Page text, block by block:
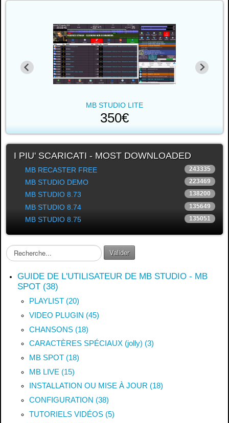
MB STUDIO LITE
350€
I PIU' SCARICATI - MOST DOWNLOADED
MB RECASTER FREE 243335
MB STUDIO DEMO 223469
MB STUDIO 8.73 138200
MB STUDIO 8.74 135649
MB STUDIO 8.75 135051
R
e
Valider
GUIDE DE L'UTILISATEUR DE MB STUDIO - MB
SPOT (38)
PLAYLIST (20)
VIDEO PLUGIN (45)
CHANSONS (18)
CARACTÈRES SPÉCIAUX (jolly) (3)
MB SPOT (18)
MB LIVE (15)
INSTALLATION OU MISE À JOUR (18)
CONFIGURATION (38)
TUTORIELS VIDÉOS (5)